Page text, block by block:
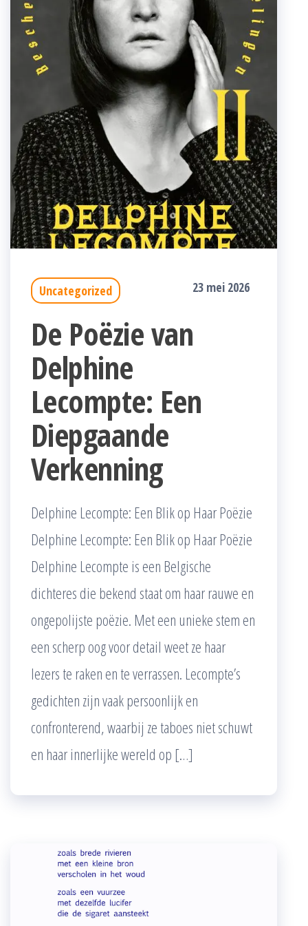
Uncategorized 23 mei 2026
De Poëzie van
Delphine
Lecompte: Een
Diepgaande
Verkenning
Delphine Lecompte: Een Blik op Haar Poëzie
Delphine Lecompte: Een Blik op Haar Poëzie
Delphine Lecompte is een Belgische
dichteres die bekend staat om haar rauwe en
ongepolijste poëzie. Met een unieke stem en
een scherp oog voor detail weet ze haar
lezers te raken en te verrassen. Lecompte’s
gedichten zijn vaak persoonlijk en
confronterend, waarbij ze taboes niet schuwt
en haar innerlijke wereld op […]